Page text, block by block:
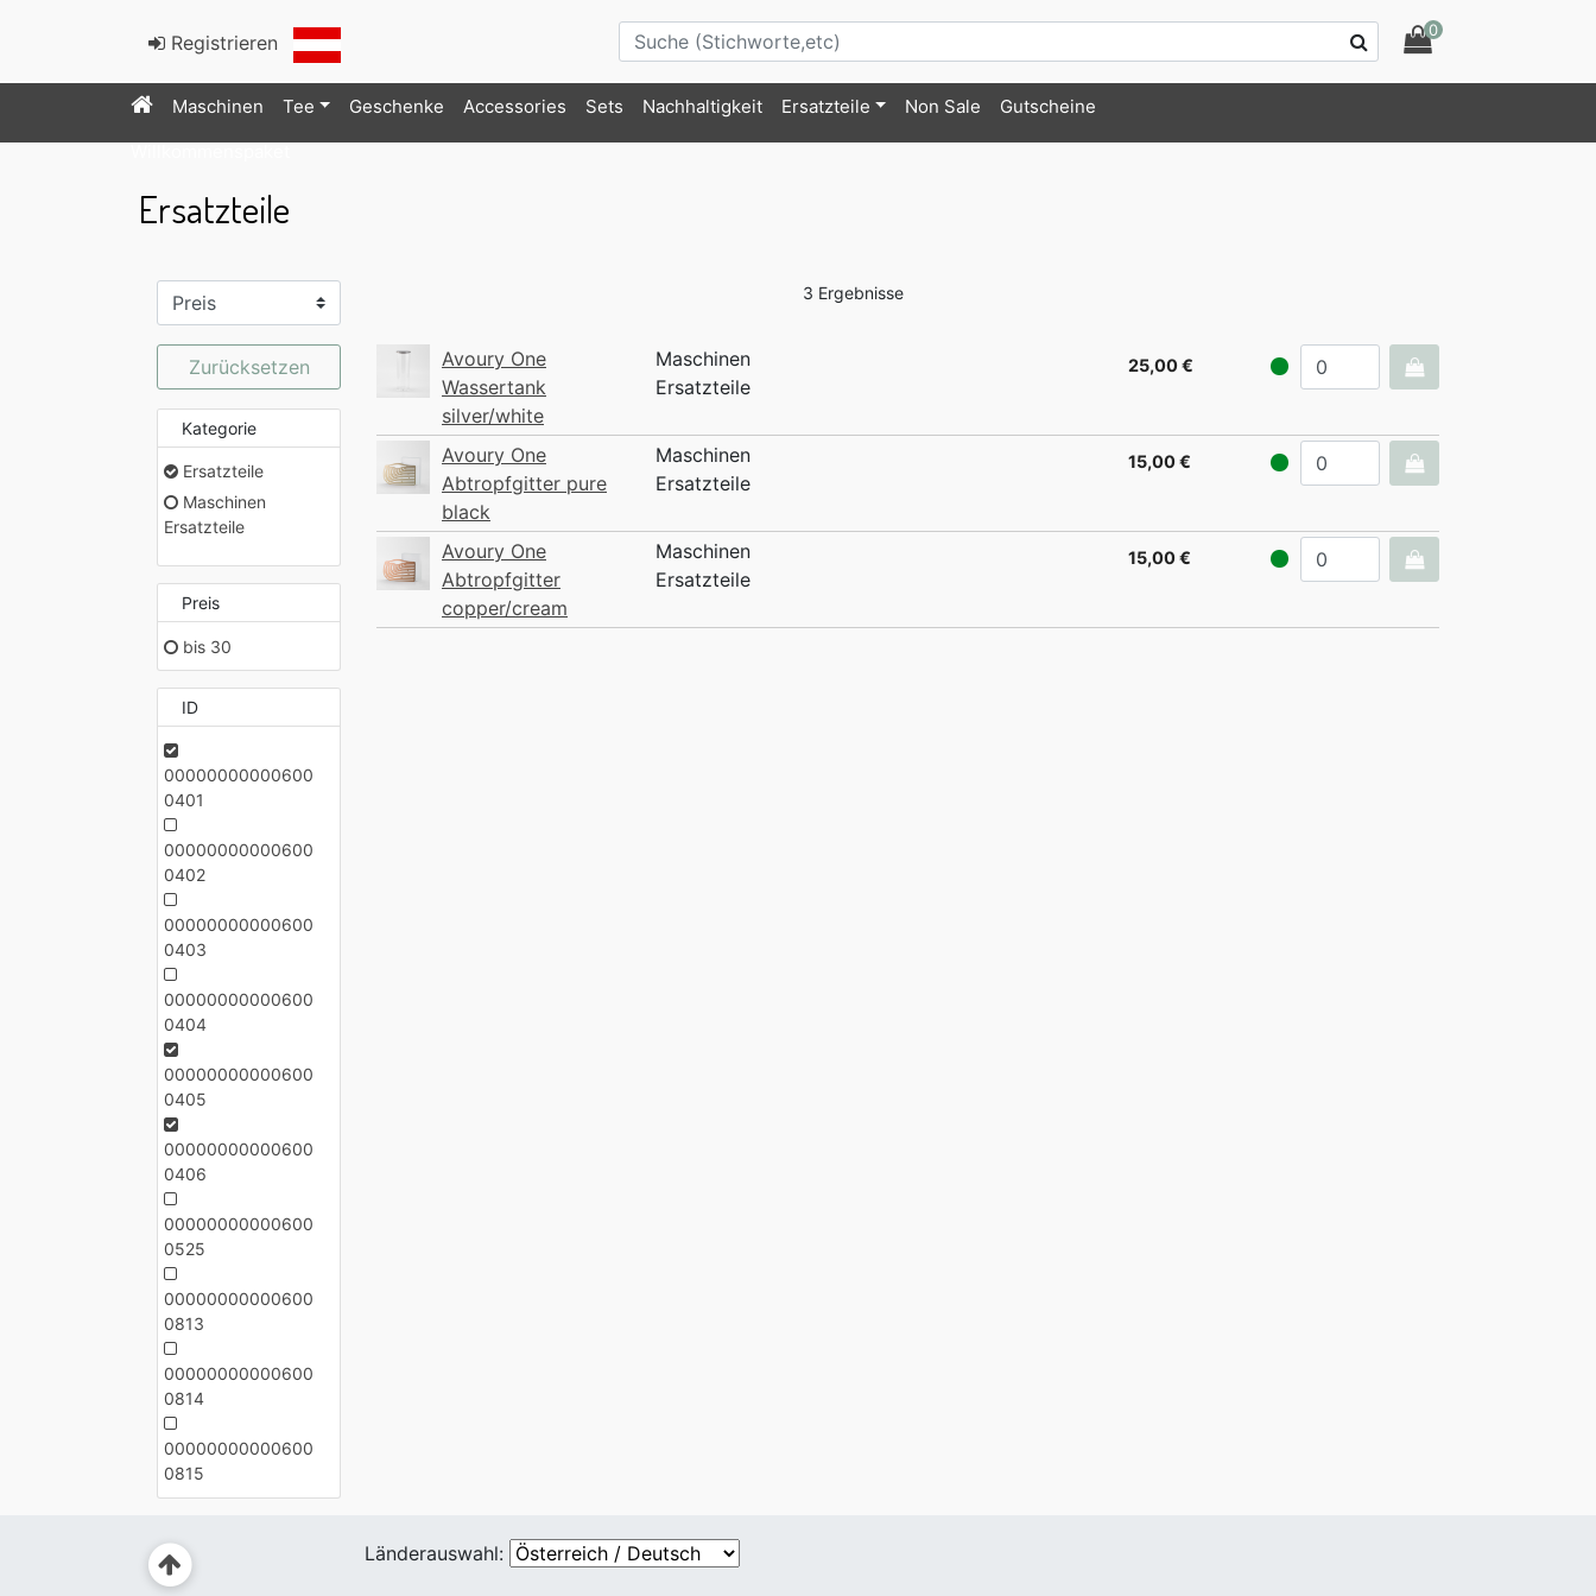
Registrieren
0
Maschinen Tee Geschenke Accessories Sets Nachhaltigkeit Ersatzteile Non Sale Gutscheine
Ersatzteile
3 Ergebnisse
Zurücksetzen
Kategorie
Ersatzteile
Maschinen
Ersatzteile
Preis
bis 30
ID
00000000000600
0401
00000000000600
0402
00000000000600
0403
00000000000600
0404
00000000000600
0405
00000000000600
0406
00000000000600
0525
00000000000600
0813
00000000000600
0814
00000000000600
0815
Avoury One
Wassertank
silver/white
Maschinen
Ersatzteile
25,00 €
Avoury One
Abtropfgitter pure
black
Maschinen
Ersatzteile
15,00 €
Avoury One
Abtropfgitter
copper/cream
Maschinen
Ersatzteile
15,00 €
Länderauswahl: